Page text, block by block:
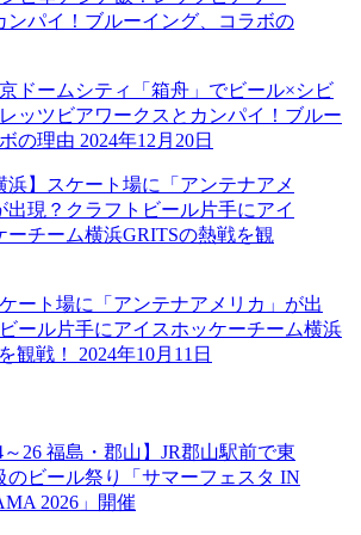
京ドームシティ「箱舟」でビール×シビ
ッツビアワークスとカンパイ！ブルー
の理由 2024年12月20日
ケート場に「アンテナアメリカ」が出
ール片手にアイスホッケーチーム横浜
観戦！
2024年10月11日